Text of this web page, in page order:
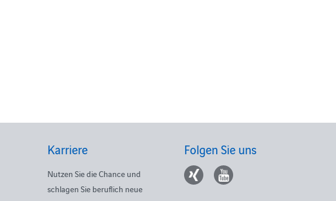
Karriere
Nutzen Sie die Chance und
schlagen Sie beruflich neue
Folgen Sie uns